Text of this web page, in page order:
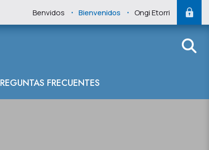
Benvidos . Bienvenidos . Ongi Etorri
FRECUENTES